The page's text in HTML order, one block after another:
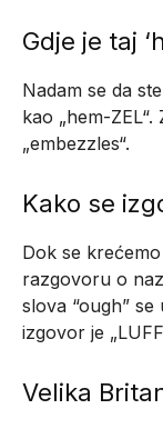
Gdje je taj
Nadam se da
kao „hem-
„embezzles“.
Kako se
Dok se
razgovoru o
slova “ough”
izgovor je
Velika